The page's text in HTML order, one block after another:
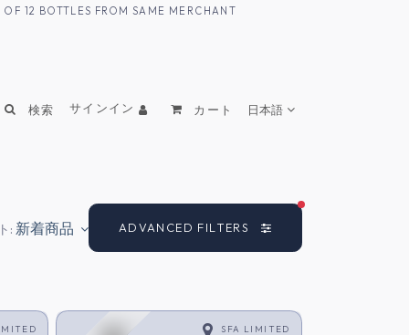
12 BOTTLES FROM SAME MERCHANT
検索 サインイン カート 日本語
: 新着商品 ADVANCED FILTERS
FILTERS ACTIVE
SFA LIMITED